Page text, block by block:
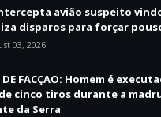
avião suspeito
disparos para forçar
03, 2026
DE FACÇAO: Homem é
cinco tiros durante a
da Serra